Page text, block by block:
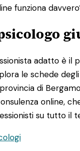
funziona
adatto è il
le schede
di
online,
su tutto il